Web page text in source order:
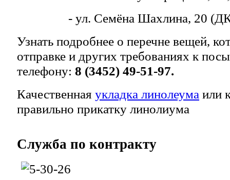
- ул. Семёна Шахлина, 20
Узнать подробнее о перечне вещей,
отправке и других требованиях к
телефону: 8 (3452) 49-51-97.
Качественная укладка линолеума или
правильно прикатку линолиума
Служба по контракту